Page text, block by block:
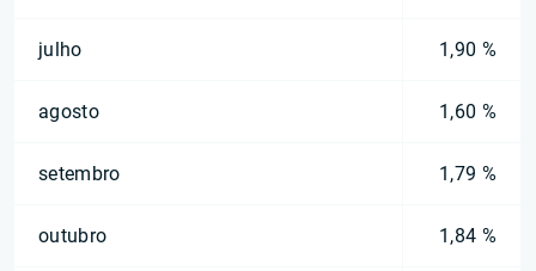
julho 1,90 %
agosto 1,60 %
setembro 1,79 %
outubro 1,84 %